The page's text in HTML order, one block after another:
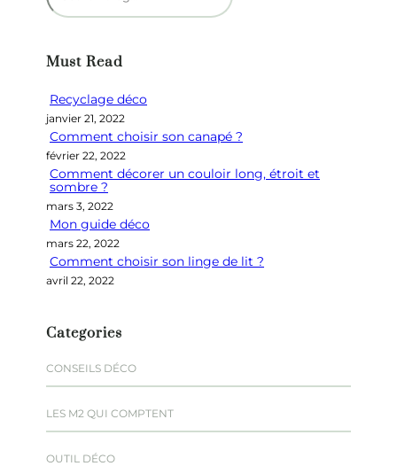
e
c
h
e
Must Read
Recyclage déco
janvier 21, 2022
Comment choisir son canapé ?
février 22, 2022
Comment décorer un couloir long, étroit et
sombre ?
mars 3, 2022
Mon guide déco
mars 22, 2022
Comment choisir son linge de lit ?
avril 22, 2022
Categories
CONSEILS DÉCO
LES M2 QUI COMPTENT
OUTIL DÉCO